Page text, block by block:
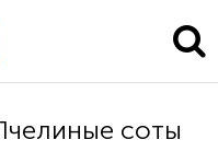
соты